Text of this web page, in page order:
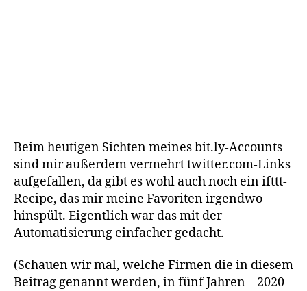
Beim heutigen Sichten meines bit.ly-Accounts
sind mir außerdem vermehrt twitter.com-Links
aufgefallen, da gibt es wohl auch noch ein ifttt-
Recipe, das mir meine Favoriten irgendwo
hinspült. Eigentlich war das mit der
Automatisierung einfacher gedacht.
(Schauen wir mal, welche Firmen die in diesem
Beitrag genannt werden, in fünf Jahren – 2020 –